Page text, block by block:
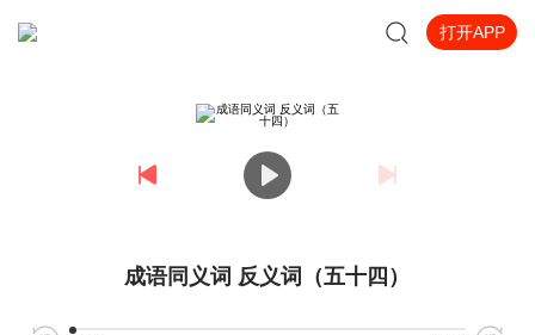
打开APP
成语同义词 反义词（五十四）